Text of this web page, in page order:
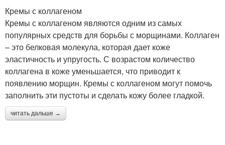
Кремы с коллагеном
Кремы с коллагеном являются одним из самых
популярных средств для борьбы с морщинами. Коллаген
– это белковая молекула, которая дает коже
эластичность и упругость. С возрастом количество
коллагена в коже уменьшается, что приводит к
появлению морщин. Кремы с коллагеном могут помочь
заполнить эти пустоты и сделать кожу более гладкой.
читать дальше →